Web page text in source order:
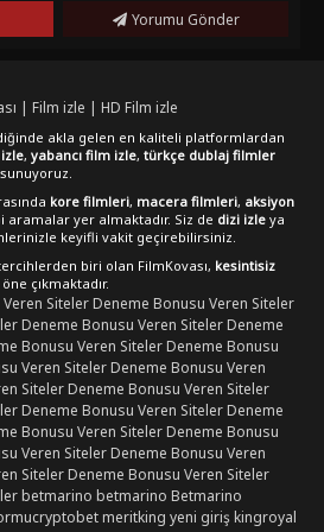
olun.
Yorumu Gönder
| Film izle | HD Film izle
akla gelen en kaliteli platformlardan
, yabancı film izle, türkçe dublaj filmler
kore filmleri, macera filmleri, aksiyon
aramalar yer almaktadır. Siz de dizi izle ya
keyifli vakit geçirebilirsiniz.
biri olan FilmKovası, kesintisiz
çıkmaktadır.
SitelerDeneme Bonusu Veren Siteler
Deneme Bonusu Veren SitelerDeneme
Bonusu Veren SitelerDeneme Bonusu
Veren SitelerDeneme Bonusu Veren
SitelerDeneme Bonusu Veren Siteler
Deneme Bonusu Veren SitelerDeneme
Bonusu Veren SitelerDeneme Bonusu
Veren SitelerDeneme Bonusu Veren
SitelerDeneme Bonusu Veren Siteler
betmarino betmarino Betmarino
cryptobetmeritking yeni girişkingroyal